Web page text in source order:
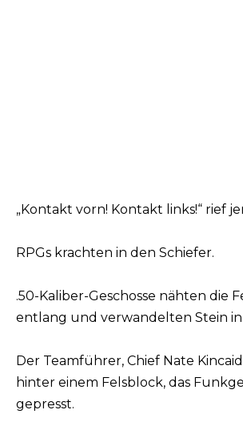
„Kontakt vorn! Kontakt links!“ rief
RPGs krachten in den Schiefer.
.50-Kaliber-Geschosse nähten die
entlang und verwandelten Stein
Der Teamführer, Chief Nate
hinter einem Felsblock, das
gepresst.